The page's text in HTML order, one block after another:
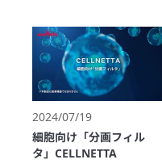
2024/07/19
細胞向け「分画フィル
タ」CELLNETTA